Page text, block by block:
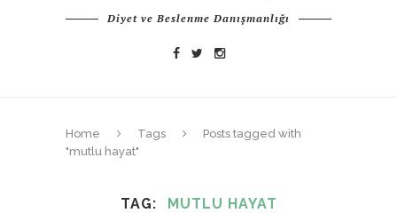
Diyet ve Beslenme Danışmanlığı
Home Tags
Posts tagged with
"mutlu hayat"
TAG MUTLU HAYAT